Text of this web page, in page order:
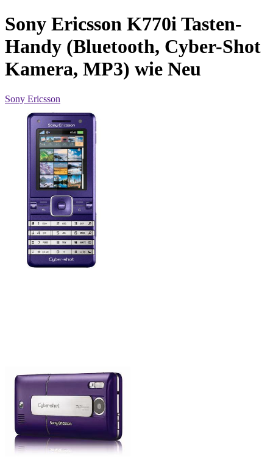
Sony Ericsson K770i Tasten-
Handy (Bluetooth, Cyber-Shot
Kamera, MP3) wie Neu
Sony Ericsson